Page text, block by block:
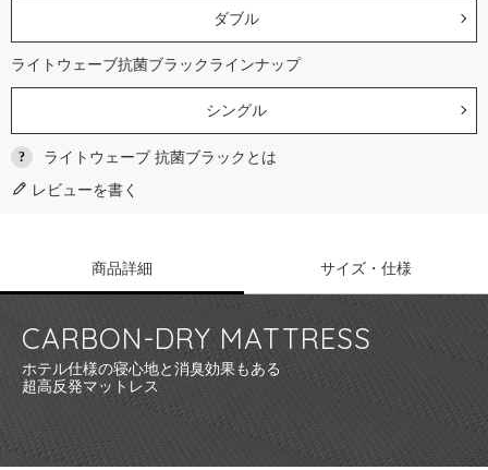
ダブル
ライトウェーブ抗菌ブラックラインナップ
シングル
ライトウェーブ 抗菌ブラックとは
レビューを書く
商品詳細 サイズ・仕様
CARBON-DRY MATTRESS
ホテル仕様の寝心地と消臭効果もある
超高反発マットレス